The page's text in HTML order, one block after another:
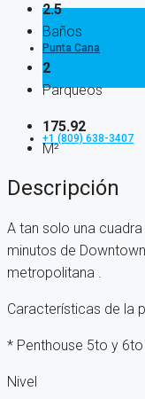
Punta Cana
+1 (809) 638-3407
2.5
Baños
2
Parqueos
175.92
M²
Descripción
A tan solo una
minutos de
metropolitana .
Características de la
* Penthouse 5to y 6to
Nivel